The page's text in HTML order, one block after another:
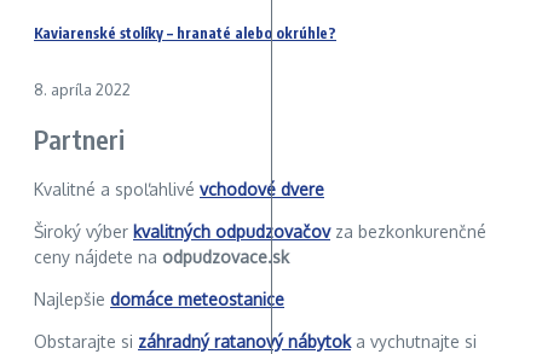
Kaviarenské stolíky – hranaté alebo okrúhle?
8. apríla 2022
Partneri
Kvalitné a spoľahlivé vchodové dvere
Široký výber kvalitných odpudzovačovza bezkonkurenčné
ceny nájdete na odpudzovace.sk
Najlepšie domáce meteostanice
Obstarajte si záhradný ratanový nábytoka vychutnajte si